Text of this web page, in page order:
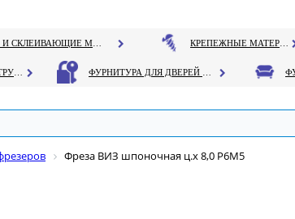
Фреза ВИЗ шпоночная ц.х 8,0 Р6М5